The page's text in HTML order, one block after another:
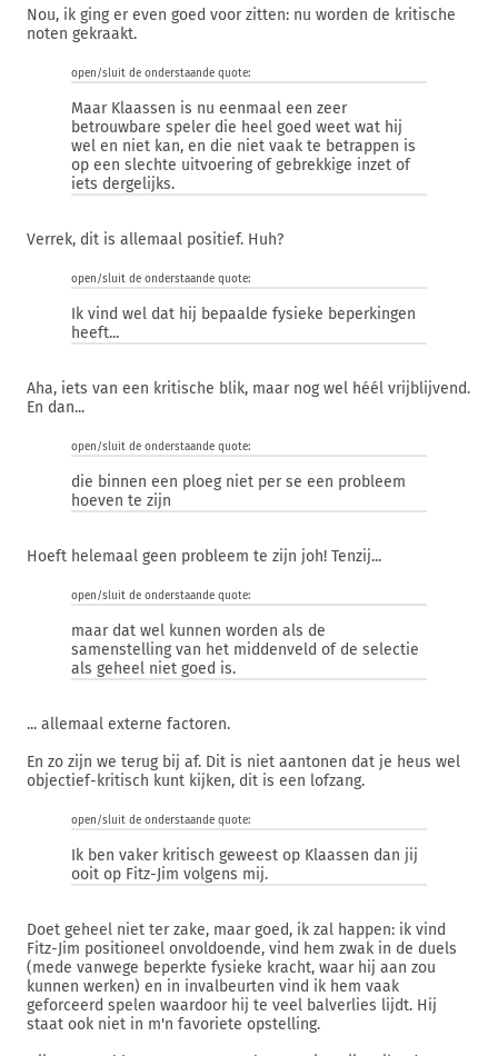
Nou, ik ging er even goed voor zitten: nu worden de kritische
noten gekraakt.
open/sluit de onderstaande quote:
Maar Klaassen is nu eenmaal een zeer
betrouwbare speler die heel goed weet wat hij
wel en niet kan, en die niet vaak te betrappen is
op een slechte uitvoering of gebrekkige inzet of
iets dergelijks.
Verrek, dit is allemaal positief. Huh?
open/sluit de onderstaande quote:
Ik vind wel dat hij bepaalde fysieke beperkingen
heeft...
Aha, iets van een kritische blik, maar nog wel héél vrijblijvend.
En dan...
open/sluit de onderstaande quote:
die binnen een ploeg niet per se een probleem
hoeven te zijn
Hoeft helemaal geen probleem te zijn joh! Tenzij...
open/sluit de onderstaande quote:
maar dat wel kunnen worden als de
samenstelling van het middenveld of de selectie
als geheel niet goed is.
... allemaal externe factoren.
En zo zijn we terug bij af. Dit is niet aantonen dat je heus wel
objectief-kritisch kunt kijken, dit is een lofzang.
open/sluit de onderstaande quote:
Ik ben vaker kritisch geweest op Klaassen dan jij
ooit op Fitz-Jim volgens mij.
Doet geheel niet ter zake, maar goed, ik zal happen: ik vind
Fitz-Jim positioneel onvoldoende, vind hem zwak in de duels
(mede vanwege beperkte fysieke kracht, waar hij aan zou
kunnen werken) en in invalbeurten vind ik hem vaak
geforceerd spelen waardoor hij te veel balverlies lijdt. Hij
staat ook niet in m'n favoriete opstelling.